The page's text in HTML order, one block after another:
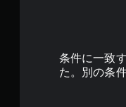
条件に一致
た。別の条